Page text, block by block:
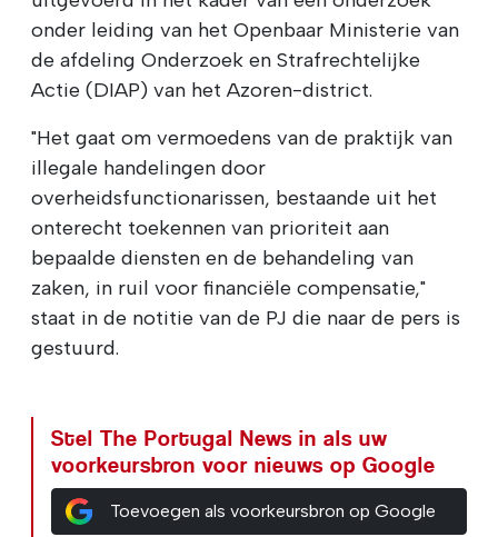
onder leiding van het Openbaar Ministerie van
de afdeling Onderzoek en Strafrechtelijke
Actie (DIAP) van het Azoren-district.
"Het gaat om vermoedens van de praktijk van
illegale handelingen door
overheidsfunctionarissen, bestaande uit het
onterecht toekennen van prioriteit aan
bepaalde diensten en de behandeling van
zaken, in ruil voor financiële compensatie,"
staat in de notitie van de PJ die naar de pers is
gestuurd.
Stel The Portugal News in als uw
voorkeursbron voor nieuws op Google
Toevoegen als voorkeursbron op Google